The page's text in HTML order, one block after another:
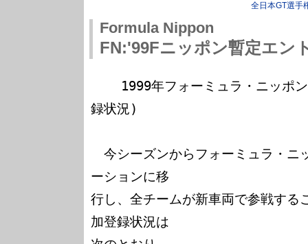
全日本GT選手
Formula Nippon
FN:'99Fニッポン暫定エン
録状況)
今シーズンからフォーミュラ・ニ
ーションに移
行し、全チームが新車両で参戦する
加登録状況は